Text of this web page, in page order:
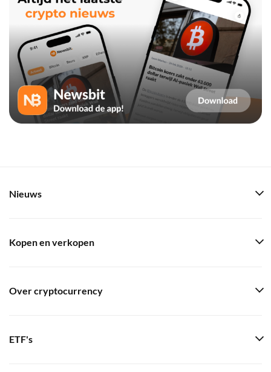
Nieuws
Kopen en verkopen
Over cryptocurrency
ETF's